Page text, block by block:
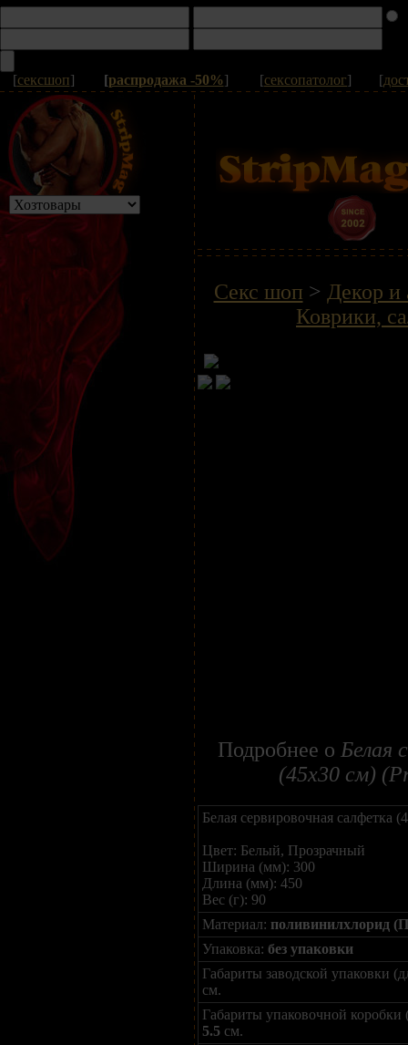
[сексшоп] [распродажа -50%] [сексопатолог] [
Секс шоп > Декор и
Коврики,
Подробнее о Белая
(45х30 см)
Белая сервировочная салфетка
Цвет: Белый, Прозрачный
Ширина (мм): 300
Длина (мм): 450
Вес (г): 90
Материал: поливинилхлорид
Упаковка: без упаковки
Габариты заводской упаковки
см.
Габариты упаковочной
5.5 см.